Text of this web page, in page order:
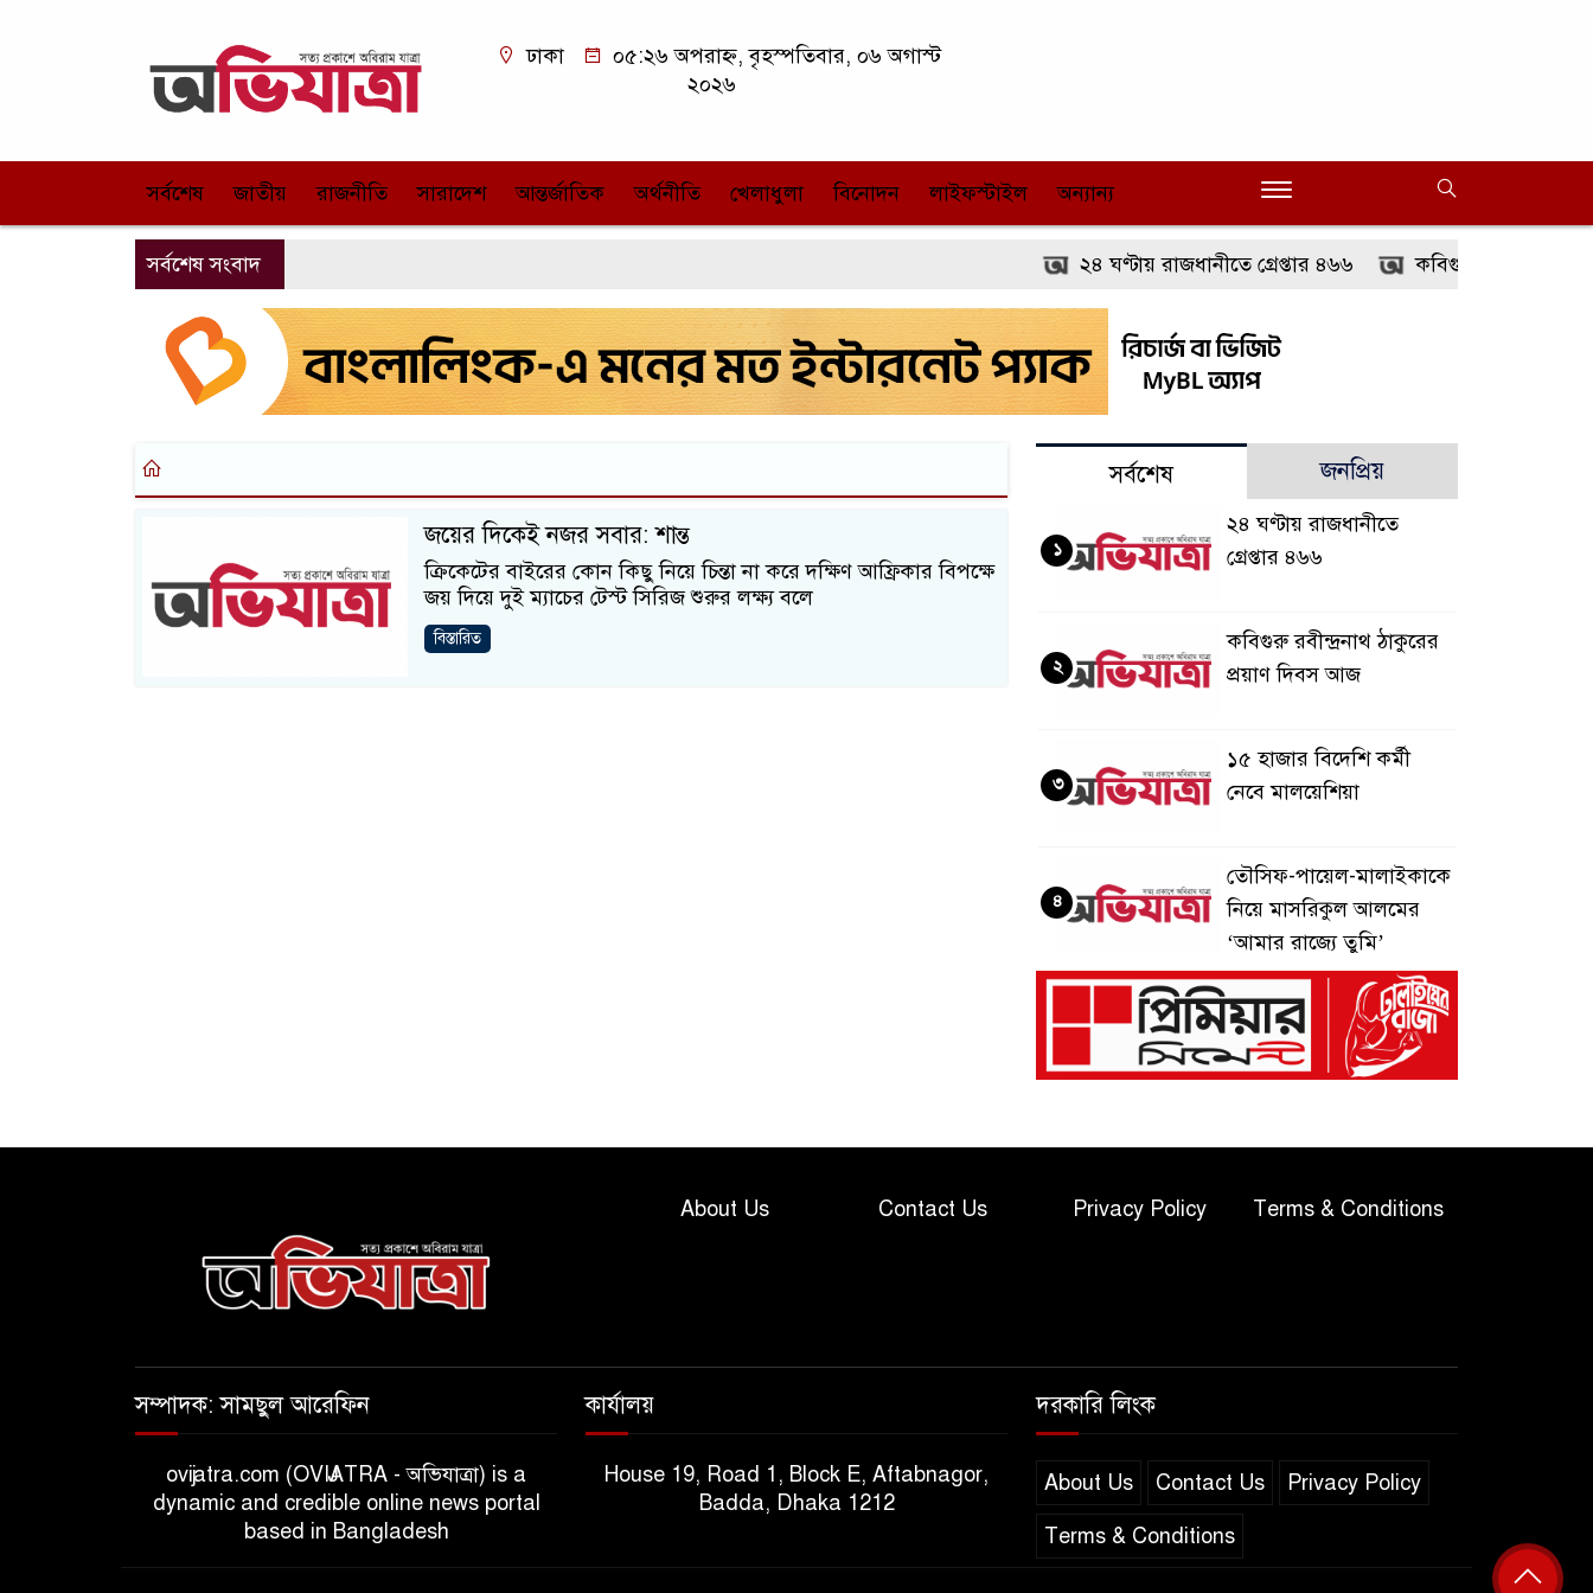
ঢাকা
০৫:২৬ অপরাহ্ন, বৃহস্পতিবার, ০৬ অগাস্ট
২০২৬
সর্বশেষ জাতীয় রাজনীতি সারাদেশ আন্তর্জাতিক অর্থনীতি খেলাধুলা বিনোদন লাইফস্টাইল অন্যান্য
সর্বশেষ সংবাদ ২৪ ঘণ্টায় রাজধানীতে গ্রেপ্তার ৪৬৬ কবিগুরু রবীন্দ্রনাথ
জয়ের দিকেই নজর সবার: শান্ত
ক্রিকেটের বাইরের কোন কিছু নিয়ে চিন্তা না করে দক্ষিণ আফ্রিকার বিপক্ষে
জয় দিয়ে দুই ম্যাচের টেস্ট সিরিজ শুরুর লক্ষ্য বলে
বিস্তারিত
সর্বশেষ জনপ্রিয়
২৪ ঘণ্টায় রাজধানীতে
গ্রেপ্তার ৪৬৬
১
কবিগুরু রবীন্দ্রনাথ ঠাকুরের
প্রয়াণ দিবস আজ
২
১৫ হাজার বিদেশি কর্মী
নেবে মালয়েশিয়া
৩
তৌসিফ-পায়েল-মালাইকাকে
নিয়ে মাসরিকুল আলমের
‘আমার রাজ্যে তুমি’
৪
মাগুরায় সাকিব আল
হাসানের বাড়িতে আগুন
৫
সম্পাদক নূর মোহাম্মদের
৬
ন্যাশনাল মেডিকেলের
৮
About Us Contact Us Privacy Policy Terms & Conditions
সম্পাদক: সামছুল আরেফিন
ovijatra.com (OVIJATRA - অভিযাত্রা) is a
dynamic and credible online news portal
based in Bangladesh
কার্যালয়
House 19, Road 1, Block E, Aftabnagor,
Badda, Dhaka 1212
দরকারি লিংক
About Us Contact Us Privacy Policy
Terms & Conditions